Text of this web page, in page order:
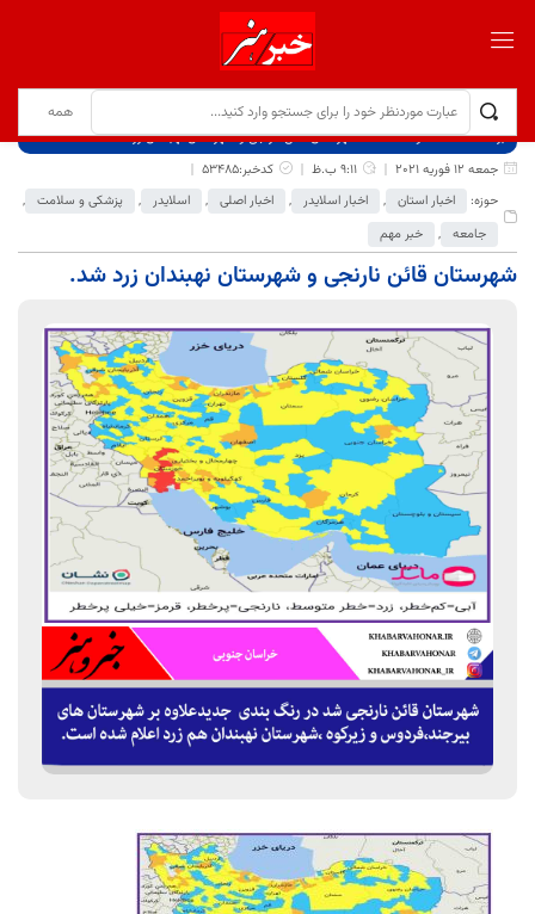
برگ نخست نوشته‌ها
شهرستان قائن نارنجی و شهرستان نهبندان زرد شد.
جمعه 12 فوریه 2021
9:11 ب.ظ
کدخبر:53485
حوزه:
اخبار استان , اخبار اسلایدر , اخبار اصلی , اسلایدر , پزشکی و سلامت ,
جامعه , خبر مهم
شهرستان قائن نارنجی و شهرستان نهبندان زرد شد.